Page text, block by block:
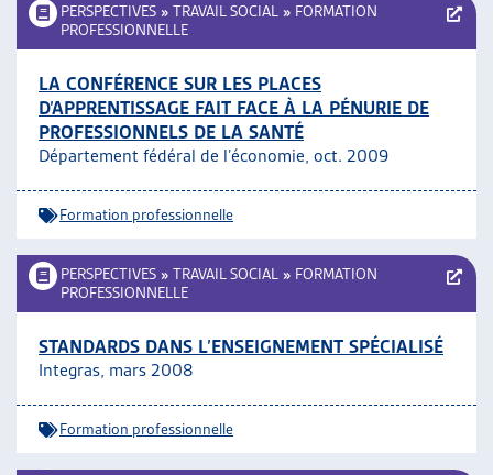
PERSPECTIVES » TRAVAIL SOCIAL » FORMATION
PROFESSIONNELLE
LA CONFÉRENCE SUR LES PLACES
D’APPRENTISSAGE FAIT FACE À LA PÉNURIE DE
PROFESSIONNELS DE LA SANTÉ
Département fédéral de l’économie, oct. 2009
Formation professionnelle
PERSPECTIVES » TRAVAIL SOCIAL » FORMATION
PROFESSIONNELLE
STANDARDS DANS L’ENSEIGNEMENT SPÉCIALISÉ
Integras, mars 2008
Formation professionnelle